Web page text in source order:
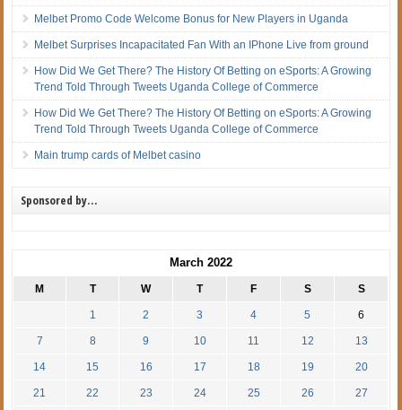
Melbet Promo Code Welcome Bonus for New Players in Uganda
Melbet Surprises Incapacitated Fan With an IPhone Live from ground
How Did We Get There? The History Of Betting on eSports: A Growing
Trend Told Through Tweets Uganda College of Commerce
How Did We Get There? The History Of Betting on eSports: A Growing
Trend Told Through Tweets Uganda College of Commerce
Main trump cards of Melbet casino
Sponsored by…
March 2022
M T W T F S S
1 2 3 4 5 6
7 8 9 10 11 12 13
14 15 16 17 18 19 20
21 22 23 24 25 26 27